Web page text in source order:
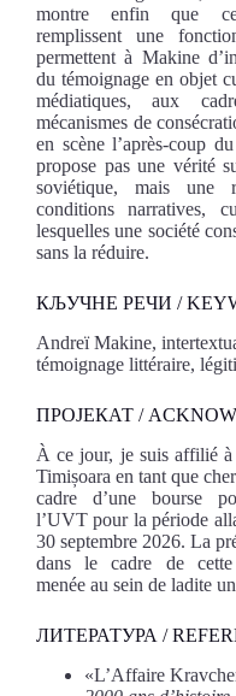
montre enfin que
remplissent une
permettent à Makine
du témoignage en objet
médiatiques, aux
mécanismes de
en scène l’après-coup
propose pas une vérité
soviétique, mais une
conditions narratives,
lesquelles une société
sans la réduire.
КЉУЧНЕ РЕЧИ /
Andreï Makine,
témoignage littéraire,
ПРОЈЕКАТ /
À ce jour, je suis affilié à
Timișoara en tant que
cadre d’une bourse
l’UVT pour la période
30 septembre 2026. La
dans le cadre de cette
menée au sein de ladite
ЛИТЕРАТУРА /
«L’Affaire